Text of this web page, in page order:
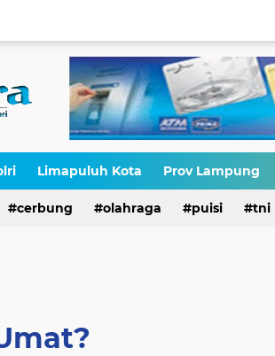
Limapuluh Kota Prov Lampung
cerbung olahraga puisi tni